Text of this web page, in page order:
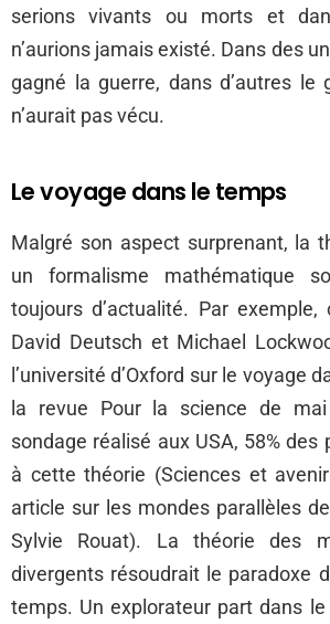
serions vivants ou morts et
n’aurions jamais existé. Dans des
gagné la guerre, dans d’autres le
n’aurait pas vécu.
Le voyage dans le temps
Malgré son aspect surprenant, la
un formalisme mathématique
toujours d’actualité. Par exemple,
David Deutsch et Michael
l’université d’Oxford sur le voyage
la revue Pour la science de
sondage réalisé aux USA, 58% des
à cette théorie (Sciences et
article sur les mondes parallèles
Sylvie Rouat). La théorie des
divergents résoudrait le paradoxe
temps. Un explorateur part dans